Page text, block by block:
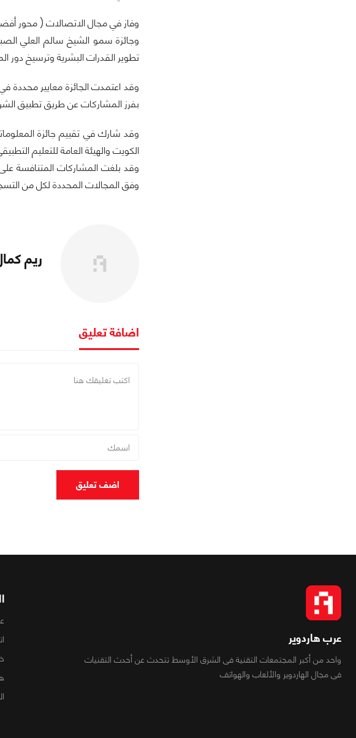
وفاز في مجال الاتصالات ( محور
وجائزة سمو الشيخ سالم العلي
تطوير القدرات البشرية وترسيخ دور
وقد اعتمدت الجائزة معايير محددة
بفرز المشاركات عن طريق تطبيق
الكويت والهيئة العامة للتعليم
وفق المجالات المحددة لكل من
ريم
اضافة تعليق
اضف تعليق
عرب هاردوير
واحد من أكبر المجتمعات التقنية فى الشرق الأوسط تتحدث عن أحدث التقنيات
فى مجال الهاردوير والألعاب والهواتف